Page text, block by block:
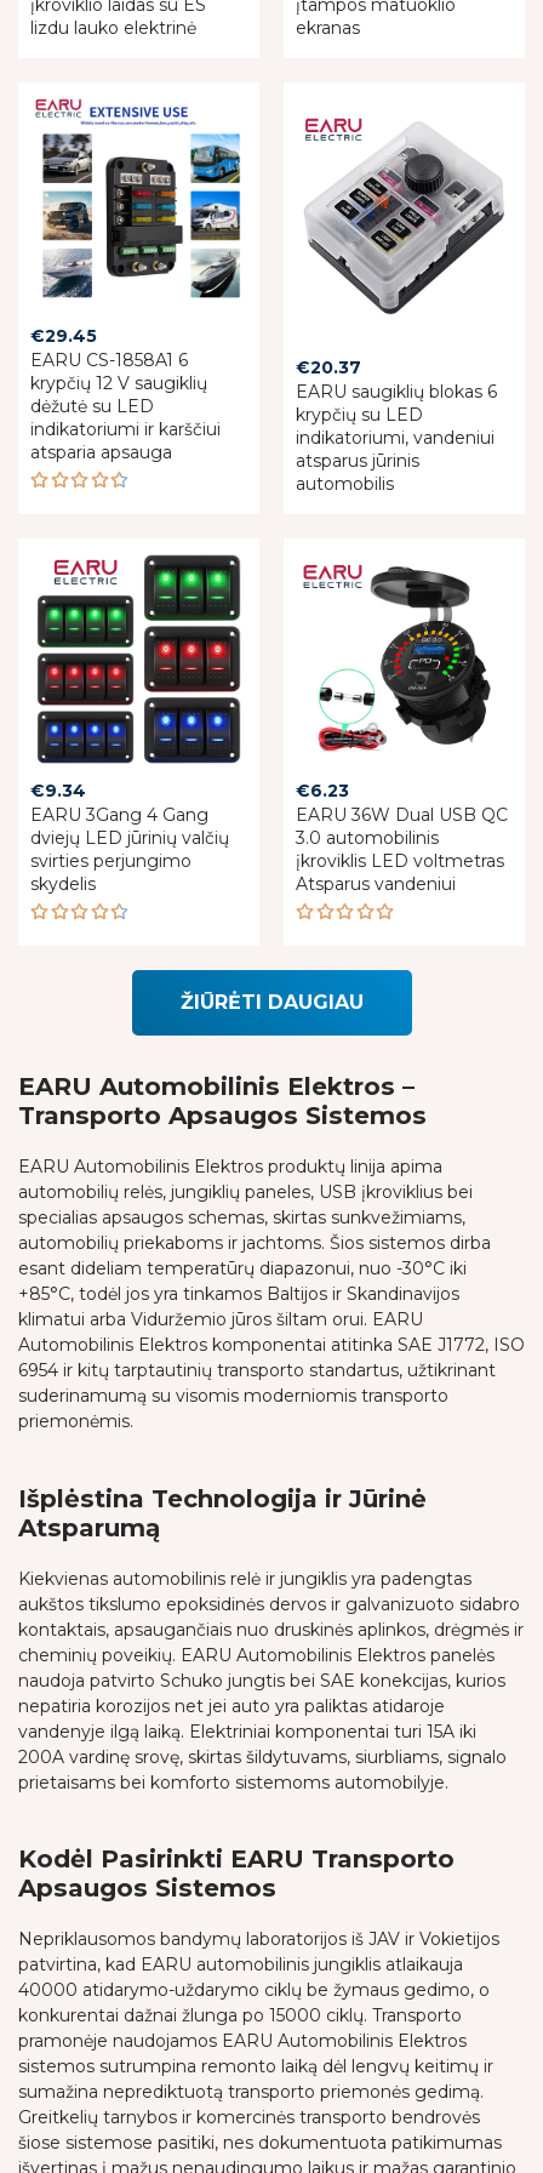
was:
€122.47.
is:
€91.85.
įkroviklio laidas su ES
lizdu lauko elektrinė
įtampos matuoklio
ekranas
€29.45
EARU CS-1858A1 6
krypčių 12 V saugiklių
dėžutė su LED
indikatoriumi ir karščiui
atsparia apsauga
€20.37
EARU saugiklių blokas 6
krypčių su LED
indikatoriumi, vandeniui
atsparus jūrinis
automobilis
€9.34
EARU 3Gang 4 Gang
dviejų LED jūrinių valčių
svirties perjungimo
skydelis
€6.23
EARU 36W Dual USB QC
3.0 automobilinis
įkroviklis LED voltmetras
Atsparus vandeniui
5.00out
ŽIŪRĖTI DAUGIAU
EARU Automobilinis Elektros –
Transporto Apsaugos Sistemos
EARU Automobilinis Elektros produktų linija apima
automobilių relės, jungiklių paneles, USB įkroviklius bei
specialias apsaugos schemas, skirtas sunkvežimiams,
automobilių priekaboms ir jachtoms. Šios sistemos dirba
esant dideliam temperatūrų diapazonui, nuo -30°C iki
+85°C, todėl jos yra tinkamos Baltijos ir Skandinavijos
klimatui arba Viduržemio jūros šiltam orui. EARU
Automobilinis Elektros komponentai atitinka SAE J1772, ISO
6954 ir kitų tarptautinių transporto standartus, užtikrinant
suderinamumą su visomis moderniomis transporto
priemonėmis.
Išplėstina Technologija ir Jūrinė
Atsparumą
Kiekvienas automobilinis relė ir jungiklis yra padengtas
aukštos tikslumo epoksidinės dervos ir galvanizuoto sidabro
kontaktais, apsaugančiais nuo druskinės aplinkos, drėgmės ir
cheminių poveikių. EARU Automobilinis Elektros panelės
naudoja patvirto Schuko jungtis bei SAE konekcijas, kurios
nepatiria korozijos net jei auto yra paliktas atidaroje
vandenyje ilgą laiką. Elektriniai komponentai turi 15A iki
200A vardinę srovę, skirtas šildytuvams, siurbliams, signalo
prietaisams bei komforto sistemoms automobilyje.
Kodėl Pasirinkti EARU Transporto
Apsaugos Sistemos
Nepriklausomos bandymų laboratorijos iš JAV ir Vokietijos
patvirtina, kad EARU automobilinis jungiklis atlaikauja
40000 atidarymo-uždarymo ciklų be žymaus gedimo, o
konkurentai dažnai žlunga po 15000 ciklų. Transporto
pramonėje naudojamos EARU Automobilinis Elektros
sistemos sutrumpina remonto laiką dėl lengvų keitimų ir
sumažina neprediktuotą transporto priemonės gedimą.
Greitkelių tarnybos ir komercinės transporto bendrovės
šiose sistemose pasitiki, nes dokumentuota patikimumas
išvertinas į mažus nenaudingumo laikus ir mažas garantinio